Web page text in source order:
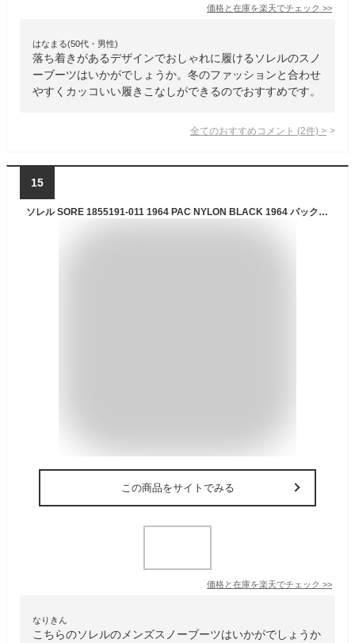
価格と在庫を楽天でチェック >>
はなまる(50代・男性)
落ち着きがあるデザインでおしゃれに履けるソレルのスノ
ーブーツはいかがでしょうか。冬のファッションと合わせ
やすくカッコいい履きこなしができるのでおすすめです。
全てのおすすめコメント (2件) >
15
ソレル SORE 1855191-011 1964 PAC NYLON BLACK 1964 パックナイロン スノーブーツ ウインターブーツ ウォータープルーフ ナイロン ブラック 黒 メンズ【送料無料】
この商品をサイトでみる
価格と在庫を楽天でチェック >>
なりきん
こちらのソレルのメンズスノーブーツはいかがでしょうか